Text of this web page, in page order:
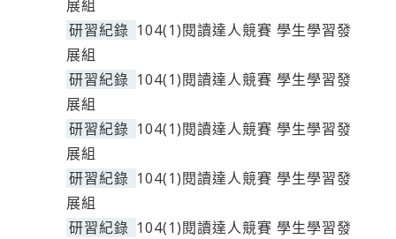
展組
研習紀錄 104(1)閱讀達人競賽 學生學習發
展組
研習紀錄 104(1)閱讀達人競賽 學生學習發
展組
研習紀錄 104(1)閱讀達人競賽 學生學習發
展組
研習紀錄 104(1)閱讀達人競賽 學生學習發
展組
研習紀錄 104(1)閱讀達人競賽 學生學習發